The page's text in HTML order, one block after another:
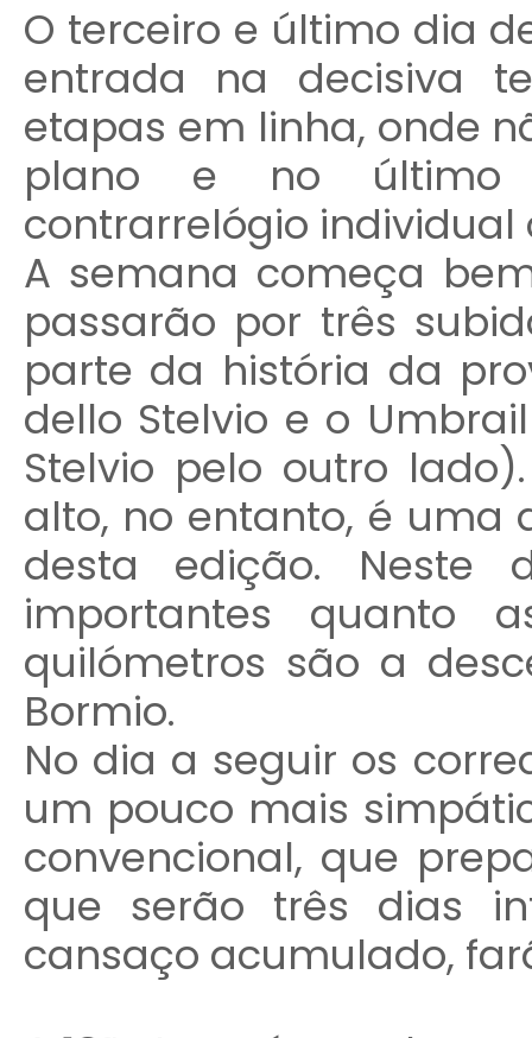
O terceiro e último dia
entrada na decisiva
etapas em linha, onde
plano e no último
contrarrelógio individual
A semana começa
passarão por três
parte da história da
dello Stelvio e o
Stelvio pelo outro
alto, no entanto, é uma
desta edição. Neste
importantes quanto
quilómetros são a
Bormio.
No dia a seguir os
um pouco mais
convencional, que
que serão três dias
cansaço acumulado,